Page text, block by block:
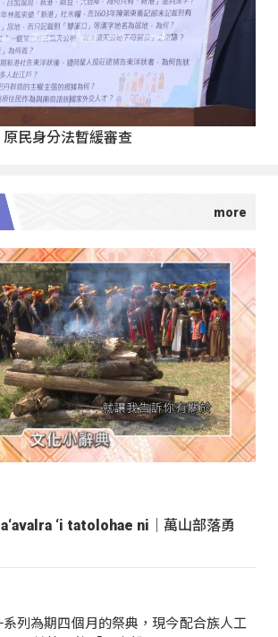
民身分法暫緩審查
‘i tatolohae ni｜萬山部落勇
列為期四個月的祭典，現今配合族人工